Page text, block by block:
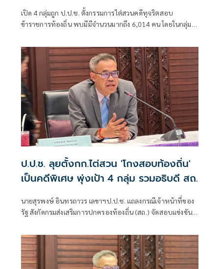
เปิด 4 กลุ่มถูก ป.ป.ช. ตั้งกรรมการไต่สวนคดีทุจริตสอบ
ข้าราชการท้องถิ่น พบมีมีจำนวนมากถึง 6,014 คน โดยในกลุ่มผู้
อธิบดีคือ 1.ร.ต.ท.ภพชนก ชลานุเคราะห์ ที่ดำรงตำแหน่งอธิบดี
กรมส่งเสริมการปกครองท้องถิ่น วันที่ 29 ก.ค.-11 พ.ย. 2568
ป.ป.ช. ลุยตั้งกก.ไต่สวน 'โกงสอบท้องถิ่น'
เป็นคดีพิเศษ พุ่งเป้า 4 กลุ่ม รวมอธิบดี สถ.
นายสุรพงษ์ อินทรถาวร เลขาฯป.ป.ช. แถลงกรณีเจ้าหน้าที่ของ
รัฐ สังกัดกรมส่งเสริมการปกครองท้องถิ่น (สถ.) จัดสอบแข่งขัน
2568 โดยแก้ไขคะแนนสอบและเรียกรับเงินจากผู้สมัครสอบ
เพื่อช่วยเหลือใ